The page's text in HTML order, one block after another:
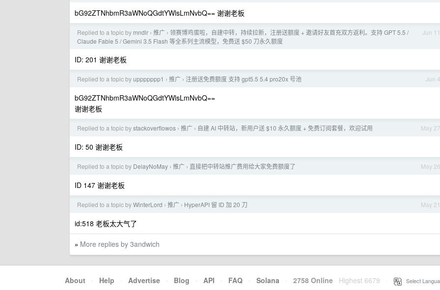
bG92ZTNhbmR3aWNoQGdtYWlsLmNvbQ== 谢谢老板
Jun 11
Replied to a topic by mndlr › 推广 › 领赛博鸡蛋啦，自建中转，持续拉新，注册送额度 + 邀请好友首充双方返利。支持 GPT 5.5 /
Claude Fable 5 / Gemini 3.5 Flash 等全系列主流模型，免费送 $50 刀永久额度
ID: 201 谢谢老板
Jun 4
Replied to a topic byuppppppp1 › 推广 › 注册送免费额度 支持 gpt5.5 5.4 pro20x 号池
bG92ZTNhbmR3aWNoQGdtYWlsLmNvbQ==
谢谢老板
May 27
Replied to a topic bystackoverflowos › 推广 › 自建 AI 中转站，新用户送 $10 永久额度 + 免费订阅套餐，欢迎试用
ID: 50 谢谢老板
May 26
Replied to a topic by DelayNoMay › 推广 › 直接把中转站推广费用给大家免费额度了
ID 147 谢谢老板
May 21
Replied to a topic byWinterLord › 推广 › HyperAPI 留 ID 加 20 刀
id:518 老板太大气了
» More replies by 3andwich
About · Help · Advertise · Blog · API · FAQ · Solana · 2758 Online Highest 6679 Select